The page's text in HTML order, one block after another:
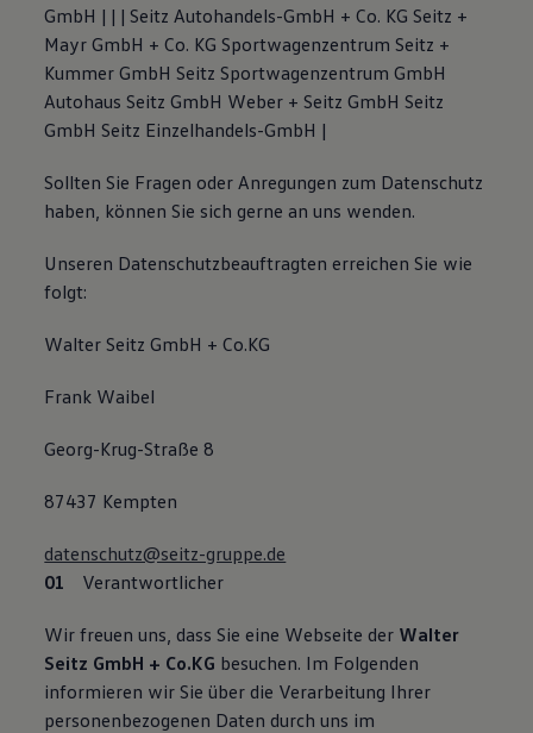
GmbH | | | Seitz Autohandels-GmbH + Co. KG Seitz +
Mayr GmbH + Co. KG Sportwagenzentrum Seitz +
Kummer GmbH Seitz Sportwagenzentrum GmbH
Autohaus Seitz GmbH Weber + Seitz GmbH Seitz
GmbH Seitz Einzelhandels-GmbH |
Sollten Sie Fragen oder Anregungen zum Datenschutz
haben, können Sie sich gerne an uns wenden.
Unseren Datenschutzbeauftragten erreichen Sie wie
folgt:
Walter Seitz GmbH + Co.KG
Frank Waibel
Georg-Krug-Straße 8
87437 Kempten
datenschutz@seitz-gruppe.de
Verantwortlicher
Wir freuen uns, dass Sie eine Webseite der Walter
Seitz GmbH + Co.KG besuchen. Im Folgenden
informieren wir Sie über die Verarbeitung Ihrer
personenbezogenen Daten durch uns im